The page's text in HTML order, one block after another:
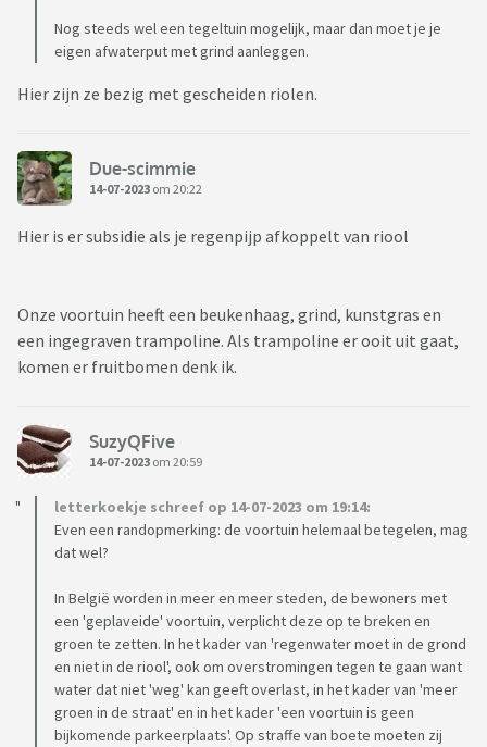
Nog steeds wel een tegeltuin mogelijk, maar dan moet je je
eigen afwaterput met grind aanleggen.
Hier zijn ze bezig met gescheiden riolen.
Due-scimmie
14-07-2023 om 20:22
Hier is er subsidie als je regenpijp afkoppelt van riool
Onze voortuin heeft een beukenhaag, grind, kunstgras en
een ingegraven trampoline. Als trampoline er ooit uit gaat,
komen er fruitbomen denk ik.
SuzyQFive
14-07-2023 om 20:59
letterkoekje schreef op 14-07-2023 om 19:14:
Even een randopmerking: de voortuin helemaal betegelen, mag
dat wel?
In België worden in meer en meer steden, de bewoners met
een 'geplaveide' voortuin, verplicht deze op te breken en
groen te zetten. In het kader van 'regenwater moet in de grond
en niet in de riool', ook om overstromingen tegen te gaan want
water dat niet 'weg' kan geeft overlast, in het kader van 'meer
groen in de straat' en in het kader 'een voortuin is geen
bijkomende parkeerplaats'. Op straffe van boete moeten zij